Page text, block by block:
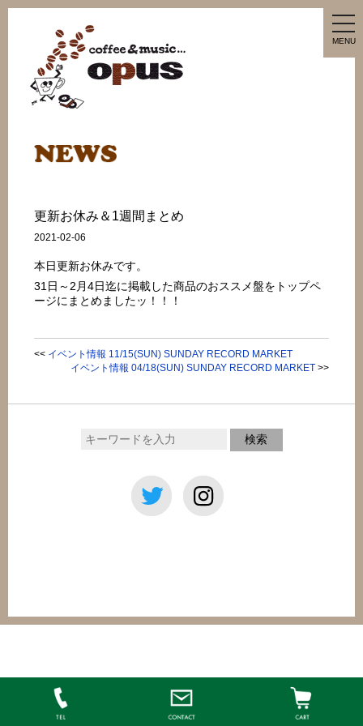
MENU
更新お休み＆1週間まとめ
2021-02-06
本日更新お休みです。
31日～2月4日迄に掲載した商品のおススメ盤をトップペ
ージにまとめましたッ！！！
<< イベント情報 11/15(SUN) SUNDAY RECORD MARKET
イベント情報 04/18(SUN) SUNDAY RECORD MARKET>>